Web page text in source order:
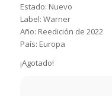
Estado: Nuevo
Label: Warner
Año: Reedición de 2022
País: Europa
¡Agotado!